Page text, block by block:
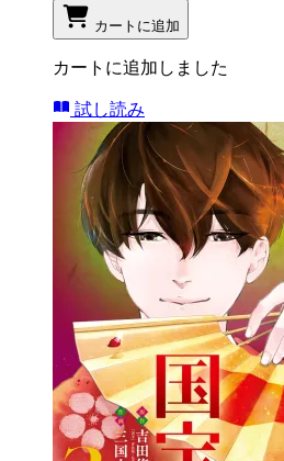
カートに追加
カートに追加しました
試し読み